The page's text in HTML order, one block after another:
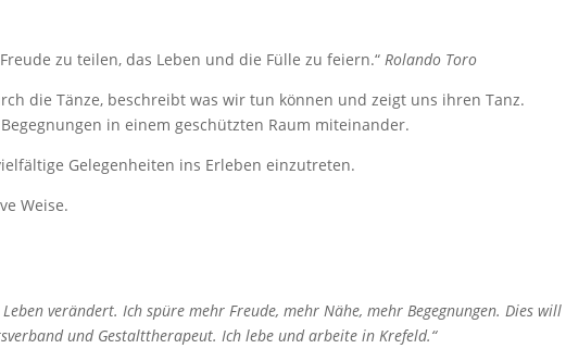
zu teilen, das Leben und die Fülle zu feiern.“ Rolando Toro
die Tänze, beschreibt was wir tun können und zeigt uns ihren Tanz.
in einem geschützten Raum miteinander.
Gelegenheiten ins Erleben einzutreten.
Weise.
verändert. Ich spüre mehr Freude, mehr Nähe, mehr Begegnungen. Dies will
und Gestalttherapeut. Ich lebe und arbeite in Krefeld.“